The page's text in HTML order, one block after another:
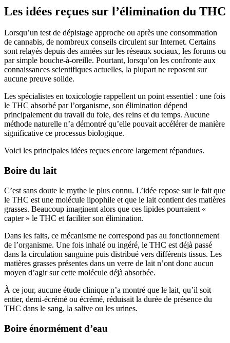
Les idées reçues sur l’élimination du THC
Lorsqu’un test de dépistage approche ou après une consommation
de cannabis, de nombreux conseils circulent sur Internet. Certains
sont relayés depuis des années sur les réseaux sociaux, les forums ou
par simple bouche-à-oreille. Pourtant, lorsqu’on les confronte aux
connaissances scientifiques actuelles, la plupart ne reposent sur
aucune preuve solide.
Les spécialistes en toxicologie rappellent un point essentiel : une fois
le THC absorbé par l’organisme, son élimination dépend
principalement du travail du foie, des reins et du temps. Aucune
méthode naturelle n’a démontré qu’elle pouvait accélérer de manière
significative ce processus biologique.
Voici les principales idées reçues encore largement répandues.
Boire du lait
C’est sans doute le mythe le plus connu. L’idée repose sur le fait que
le THC est une molécule lipophile et que le lait contient des matières
grasses. Beaucoup imaginent alors que ces lipides pourraient «
capter » le THC et faciliter son élimination.
Dans les faits, ce mécanisme ne correspond pas au fonctionnement
de l’organisme. Une fois inhalé ou ingéré, le THC est déjà passé
dans la circulation sanguine puis distribué vers différents tissus. Les
matières grasses présentes dans un verre de lait n’ont donc aucun
moyen d’agir sur cette molécule déjà absorbée.
À ce jour, aucune étude clinique n’a montré que le lait, qu’il soit
entier, demi-écrémé ou écrémé, réduisait la durée de présence du
THC dans le sang, la salive ou les urines.
Boire énormément d’eau